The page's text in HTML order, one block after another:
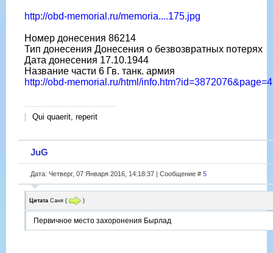
http://obd-memorial.ru/memoria....175.jpg
Номер донесения 86214
Тип донесения Донесения о безвозвратных потерях
Дата донесения 17.10.1944
Название части 6 Гв. танк. армия
http://obd-memorial.ru/html/info.htm?id=3872076&page=4
Qui quaerit, reperit
JuG
Дата: Четверг, 07 Января 2016, 14:18:37 | Сообщение # 5
Цитата Саня ( )
Первичное место захоронения Бырлад